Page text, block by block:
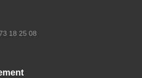
18 25 08